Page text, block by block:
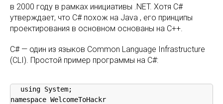
в 2000 году в рамках инициативы .NET. Хотя C#
утверждает, что C# похож на Java , его принципы
проектирования в основном основаны на C++.
C# — один из языков Common Language Infrastructure
(CLI). Простой пример программы на C#:
using System;
namespace WelcomeToHackr